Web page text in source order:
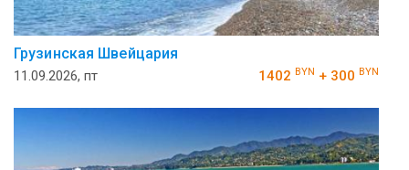
Грузинская Швейцария
11.09.2026, пт 1402 BYN + 300 BYN